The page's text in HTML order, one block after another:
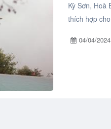
Kỳ Sơn, Hoà
thích hợp
04/04/2024